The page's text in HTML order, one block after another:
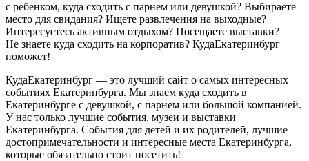
с ребенком, куда сходить с парнем или девушкой? Выбираете
место для свидания? Ищете развлечения на выходные?
Интересуетесь активным отдыхом? Посещаете выставки?
Не знаете куда сходить на корпоратив? КудаЕкатеринбург
поможет!
КудаЕкатеринбург — это лучший сайт о самых интересных
событиях Екатеринбурга. Мы знаем куда сходить в
Екатеринбурге с девушкой, с парнем или большой компанией.
У нас только лучшие события, музеи и выставки
Екатеринбурга. События для детей и их родителей, лучшие
достопримечательности и интересные места Екатеринбурга,
которые обязательно стоит посетить!